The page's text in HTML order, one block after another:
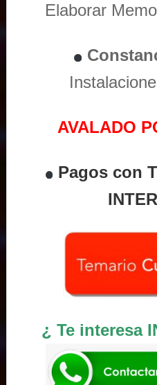
Elaborar
AVALADO
Pagos con
¿ Te interesa